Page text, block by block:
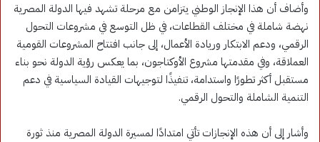
وأضاف أن هذا الإنجاز الوطني يتزامن مع مرحلة تشهد فيها الدولة المصرية
نهضة شاملة في مختلف القطاعات، في ظل التوسع في مشروعات التحول
الرقمي، ودعم الابتكار وريادة الأعمال، إلى جانب افتتاح المشروعات القومية
العملاقة، وفي مقدمتها مشروع الأوكتاجون، بما يعكس رؤية الدولة نحو بناء
مستقبل أكثر تطورًا واستدامة، تنفيذًا لتوجيهات القيادة السياسية في دعم
التنمية الشاملة والتحول الرقمي.
وأشار إلى أن هذه الإنجازات تأتي امتدادًا لمسيرة الدولة المصرية منذ ثورة